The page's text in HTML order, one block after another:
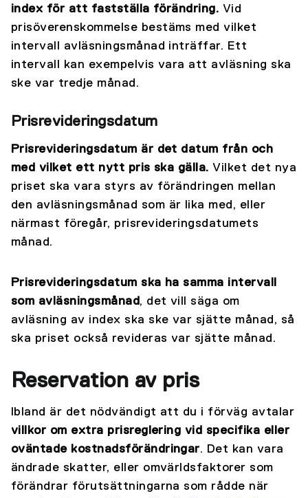
index för att fastställa förändring. Vid
prisöverenskommelse bestäms med vilket
intervall avläsningsmånad inträffar. Ett
intervall kan exempelvis vara att avläsning ska
ske var tredje månad.
Prisrevideringsdatum
Prisrevideringsdatum är det datum från och
med vilket ett nytt pris ska gälla. Vilket det nya
priset ska vara styrs av förändringen mellan
den avläsningsmånad som är lika med, eller
närmast föregår, prisrevideringsdatumets
månad.
Prisrevideringsdatum ska ha samma intervall
som avläsningsmånad, det vill säga om
avläsning av index ska ske var sjätte månad, så
ska priset också revideras var sjätte månad.
Reservation av pris
Ibland är det nödvändigt att du i förväg avtalar
villkor om extra prisreglering vid specifika eller
oväntade kostnadsförändringar. Det kan vara
ändrade skatter, eller omvärldsfaktorer som
förändrar förutsättningarna som rådde när